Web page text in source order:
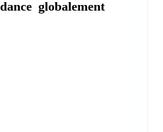
globalement